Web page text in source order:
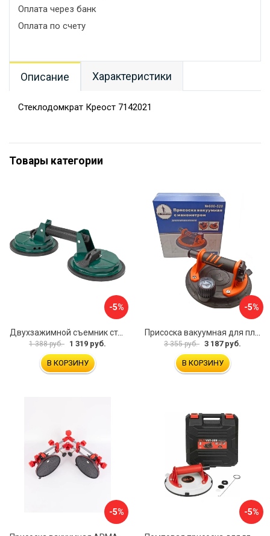
Оплата через банк
Оплата по счету
Описание Характеристики
Стеклодомкрат Креост 7142021
Товары категории
-5%
Двухзажимной съемник стекол Rockforce RF-63404(18564)
1 388 руб. 1 319 руб.
В КОРЗИНУ
-5%
3 355 руб. 3 187 руб.
В КОРЗИНУ
-5% -5%